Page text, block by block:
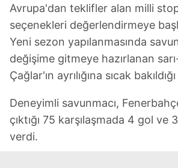
Avrupa'dan teklifler alan milli
seçenekleri değerlendirmeye
Yeni sezon yapılanmasında
değişime gitmeye hazırlanan
Çağlar'ın ayrılığına sıcak
Deneyimli savunmacı,
çıktığı 75 karşılaşmada 4 gol ve
verdi.